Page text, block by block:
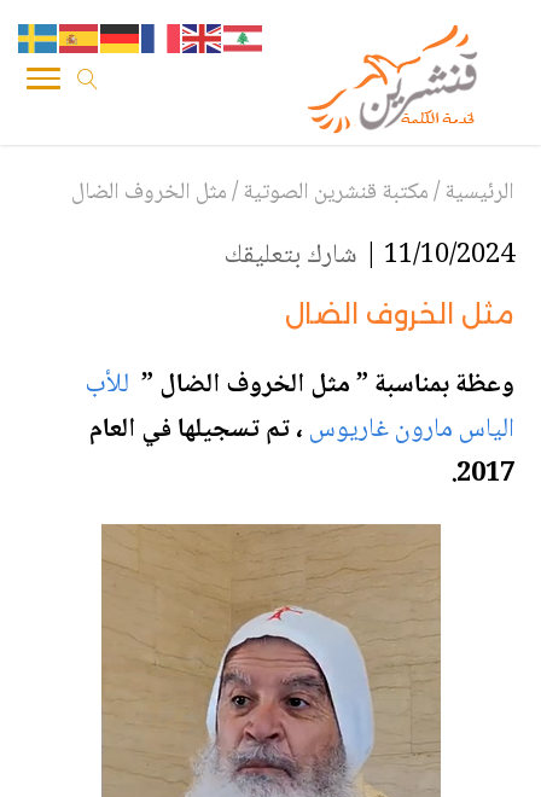
الرئيسية/مكتبة قنشرين الصوتية/مثل الخروف الضال
11/10/2024 | شارك بتعليقك
مثل الخروف الضال
وعظة بمناسبة ” مثل الخروف الضال ” للأب
الياس مارون غاريوس، تم تسجيلها في العام
2017.